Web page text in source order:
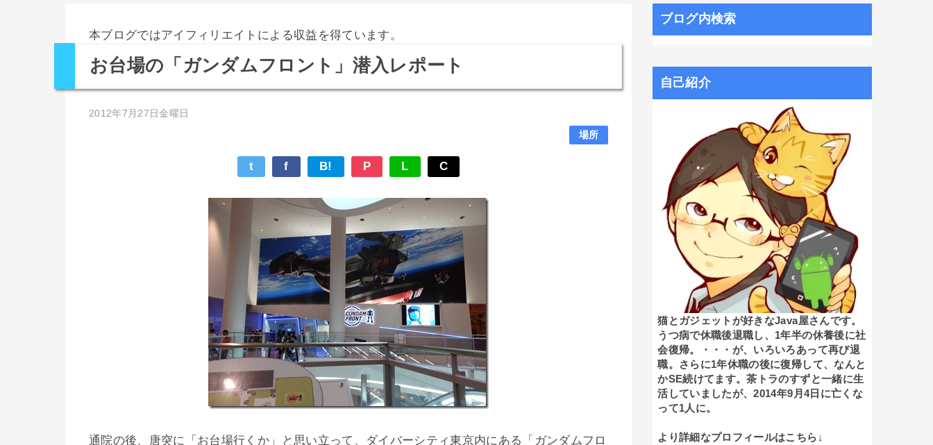
本ブログではアイフィリエイトによる収益を得ています。
お台場の「ガンダムフロント」潜入レポート
2012年7月27日金曜日
場所
t f B! P L C
通院の後、唐突に「お台場行くか」と思い立って、ダイバーシティ東京内にある「ガンダムフロ
ブログ内検索
自己紹介
猫とガジェットが好きなJava屋さんです。
うつ病で休職後退職し、1年半の休養後に社
会復帰。・・・が、いろいろあって再び退
職。さらに1年休職の後に復帰して、なんと
かSE続けてます。茶トラのすずと一緒に生
活していましたが、2014年9月4日に亡くな
って1人に。
より詳細なプロフィールはこちら↓